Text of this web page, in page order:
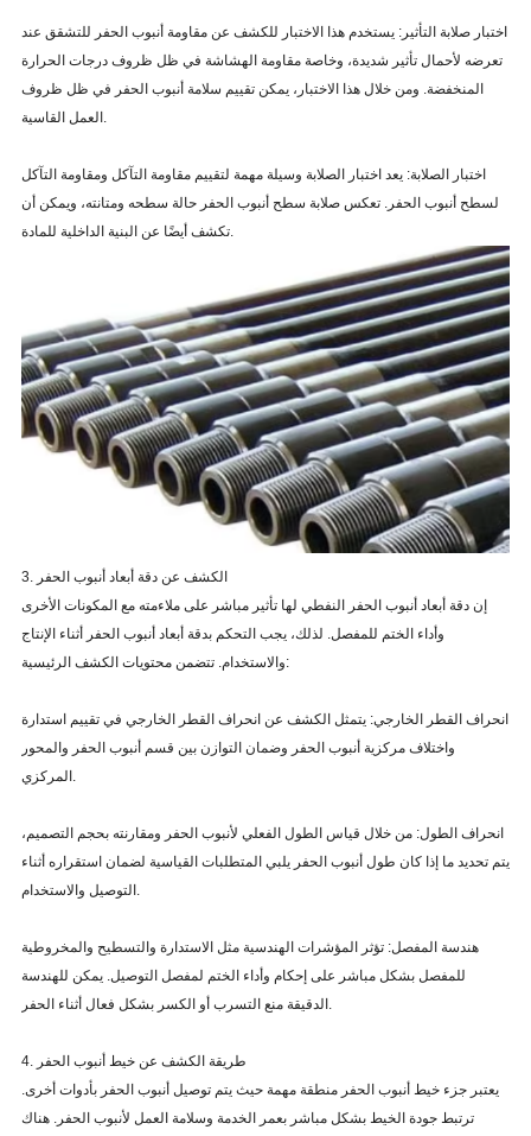
اختبار صلابة التأثير: يستخدم هذا الاختبار للكشف عن مقاومة أنبوب الحفر للتشقق عند
تعرضه لأحمال تأثير شديدة، وخاصة مقاومة الهشاشة في ظل ظروف درجات الحرارة
المنخفضة. ومن خلال هذا الاختبار، يمكن تقييم سلامة أنبوب الحفر في ظل ظروف
العمل القاسية.
اختبار الصلابة: يعد اختبار الصلابة وسيلة مهمة لتقييم مقاومة التآكل ومقاومة التآكل
لسطح أنبوب الحفر. تعكس صلابة سطح أنبوب الحفر حالة سطحه ومتانته، ويمكن أن
تكشف أيضًا عن البنية الداخلية للمادة.
3. الكشف عن دقة أبعاد أنبوب الحفر
إن دقة أبعاد أنبوب الحفر النفطي لها تأثير مباشر على ملاءمته مع المكونات الأخرى
وأداء الختم للمفصل. لذلك، يجب التحكم بدقة أبعاد أنبوب الحفر أثناء الإنتاج
والاستخدام. تتضمن محتويات الكشف الرئيسية:
انحراف القطر الخارجي: يتمثل الكشف عن انحراف القطر الخارجي في تقييم استدارة
واختلاف مركزية أنبوب الحفر وضمان التوازن بين قسم أنبوب الحفر والمحور
المركزي.
انحراف الطول: من خلال قياس الطول الفعلي لأنبوب الحفر ومقارنته بحجم التصميم،
يتم تحديد ما إذا كان طول أنبوب الحفر يلبي المتطلبات القياسية لضمان استقراره أثناء
التوصيل والاستخدام.
هندسة المفصل: تؤثر المؤشرات الهندسية مثل الاستدارة والتسطيح والمخروطية
للمفصل بشكل مباشر على إحكام وأداء الختم لمفصل التوصيل. يمكن للهندسة
الدقيقة منع التسرب أو الكسر بشكل فعال أثناء الحفر.
4. طريقة الكشف عن خيط أنبوب الحفر
يعتبر جزء خيط أنبوب الحفر منطقة مهمة حيث يتم توصيل أنبوب الحفر بأدوات أخرى.
ترتبط جودة الخيط بشكل مباشر بعمر الخدمة وسلامة العمل لأنبوب الحفر. هناك